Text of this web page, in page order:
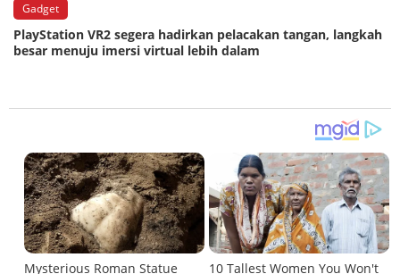
Gadget
PlayStation VR2 segera hadirkan pelacakan tangan, langkah
besar menuju imersi virtual lebih dalam